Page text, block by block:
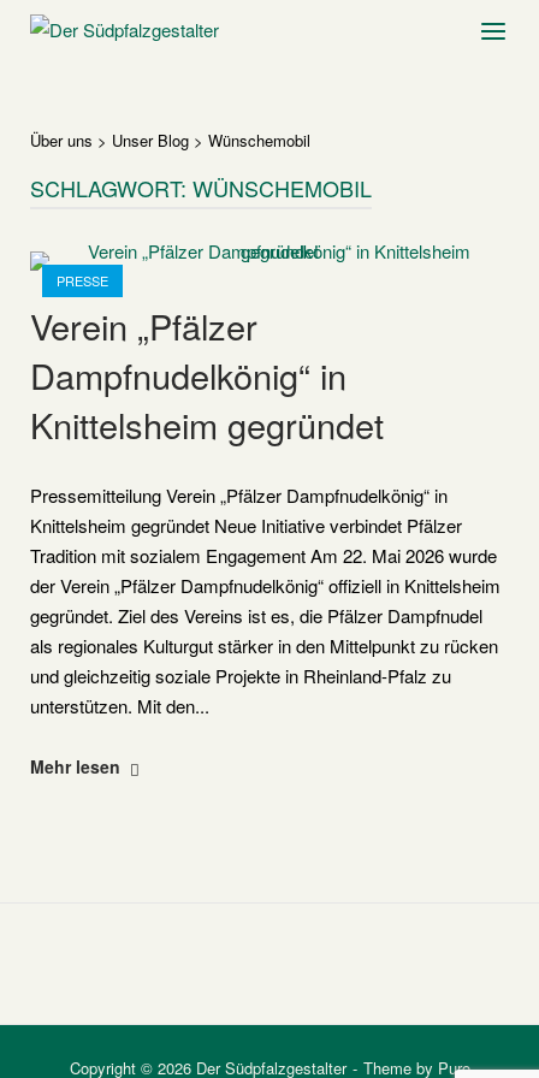
SkipHome Menu
Über uns > Unser Blog > Wünschemobil
SCHLAGWORT: WÜNSCHEMOBIL
PRESSE
Open post
Verein „Pfälzer
Dampfnudelkönig“ in
Knittelsheim gegründet
Pressemitteilung Verein „Pfälzer Dampfnudelkönig“ in
Knittelsheim gegründet Neue Initiative verbindet Pfälzer
Tradition mit sozialem Engagement Am 22. Mai 2026 wurde
der Verein „Pfälzer Dampfnudelkönig“ offiziell in Knittelsheim
gegründet. Ziel des Vereins ist es, die Pfälzer Dampfnudel
als regionales Kulturgut stärker in den Mittelpunkt zu rücken
und gleichzeitig soziale Projekte in Rheinland-Pfalz zu
unterstützen. Mit den...
"Verein
Mehr lesen
Copyright © 2026 Der Südpfalzgestalter Theme by Puro